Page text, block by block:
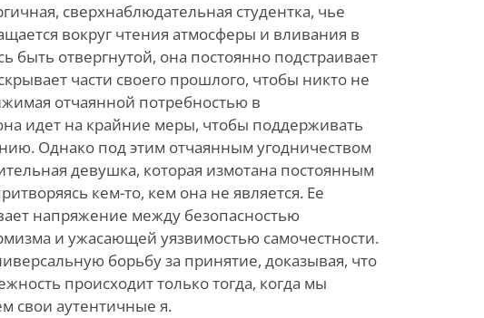
сверхнаблюдательная студентка, чье
вокруг чтения атмосферы и вливания в
быть отвергнутой, она постоянно подстраивает
части своего прошлого, чтобы никто не
отчаянной потребностью в
идет на крайние меры, чтобы поддерживать
Однако под этим отчаянным угодничеством
девушка, которая измотана постоянным
кем-то, кем она не является. Ее
напряжение между безопасностью
и ужасающей уязвимостью самочестности.
борьбу за принятие, доказывая, что
происходит только тогда, когда мы
свои аутентичные я.